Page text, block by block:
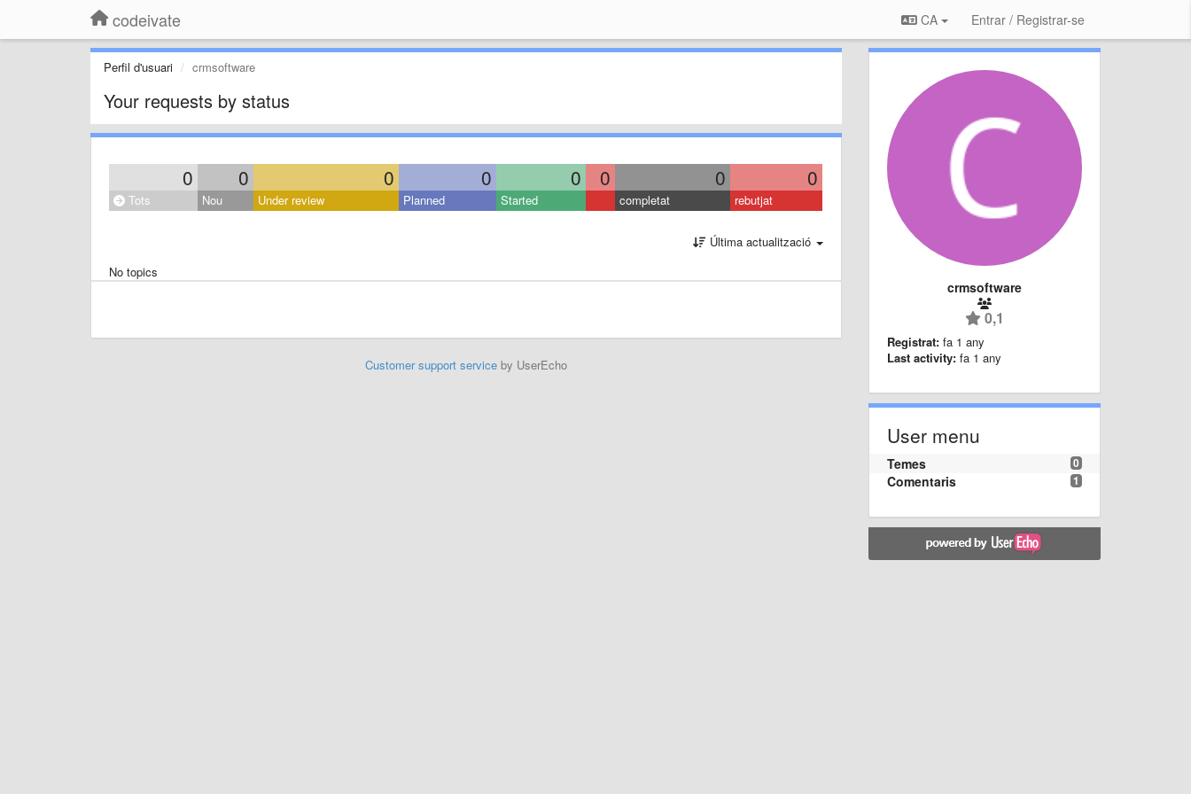
codeivate CA Entrar / Registrar-se
Perfil d'usuari crmsoftware
Your requests by status
0 0 0 0 0 0 0 0
Tots Nou Under review Planned Started completat rebutjat
Última actualització
No topics
Customer support serviceby UserEcho
crmsoftware
0,1
Registrat: fa 1 any
Last activity: fa 1 any
User menu
0
Temes
1
Comentaris